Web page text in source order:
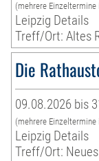
(mehrere
Leipzig Details
Treff/Ort: Altes
Die
09.08.2026 bis
(mehrere
Leipzig Details
Treff/Ort: